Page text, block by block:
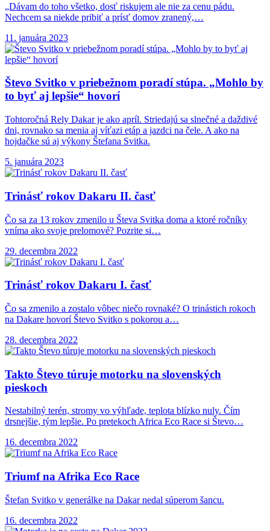
„Dávam do toho všetko, dosť riskujem ale nie za cenu pádu.
Nechcem sa niekde pribiť a prísť domov zranený,…
11. januára 2023
Števo Svitko v priebežnom poradí stúpa. „Mohlo by
to byť aj lepšie“ hovorí
Tohtoročná Rely Dakar je ako apríl. Striedajú sa slnečné a daždivé
dni, rovnako sa menia aj víťazi etáp a jazdci na čele. A ako na
hojdačke sú aj výkony Štefana Svitka.
5. januára 2023
Trinásť rokov Dakaru II. časť
Čo sa za 13 rokov zmenilo u Števa Svitka doma a ktoré ročníky
vníma ako svoje prelomové? Pozrite si…
29. decembra 2022
Trinásť rokov Dakaru I. časť
Čo sa zmenilo a zostalo vôbec niečo rovnaké? O trinástich rokoch
na Dakare hovorí Števo Svitko s pokorou a…
28. decembra 2022
Takto Števo túruje motorku na slovenských
pieskoch
Nestabilný terén, stromy vo výhľade, teplota blízko nuly. Čím
drsnejšie, tým lepšie. Po pretekoch Africa Eco Race si Števo…
16. decembra 2022
Triumf na Afrika Eco Race
Štefan Svitko v generálke na Dakar nedal súperom šancu.
16. decembra 2022